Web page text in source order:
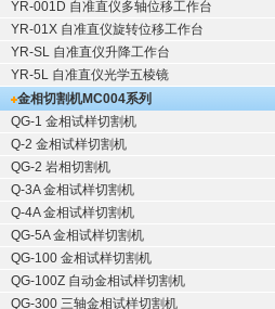
YR-001D 自准直仪多轴位移工作台
YR-01X 自准直仪旋转位移工作台
YR-SL 自准直仪升降工作台
YR-5L 自准直仪光学五棱镜
金相切割机MC004系列
QG-1 金相试样切割机
Q-2 金相试样切割机
QG-2 岩相切割机
Q-3A 金相试样切割机
Q-4A 金相试样切割机
QG-5A 金相试样切割机
QG-100 金相试样切割机
QG-100Z 自动金相试样切割机
QG-300 三轴金相试样切割机